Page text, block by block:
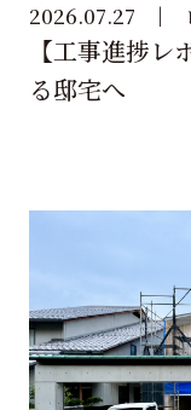
2026.07.27
【工事進捗
る邸宅へ